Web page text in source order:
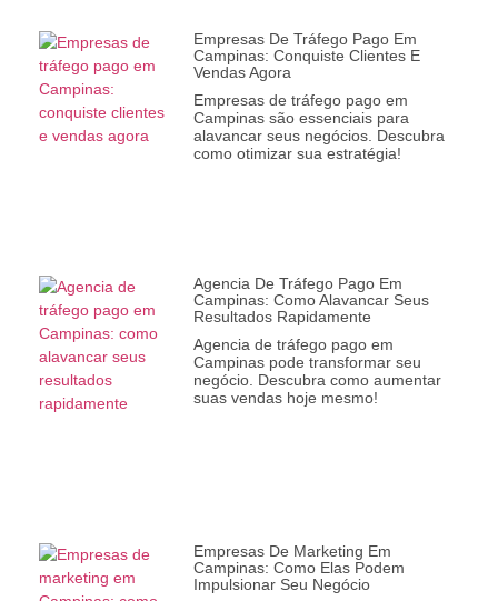
Empresas De Tráfego Pago Em
Campinas: Conquiste Clientes E
Vendas Agora
Empresas de tráfego pago em
Campinas são essenciais para
alavancar seus negócios. Descubra
como otimizar sua estratégia!
Agencia De Tráfego Pago Em
Campinas: Como Alavancar Seus
Resultados Rapidamente
Agencia de tráfego pago em
Campinas pode transformar seu
negócio. Descubra como aumentar
suas vendas hoje mesmo!
Empresas De Marketing Em
Campinas: Como Elas Podem
Impulsionar Seu Negócio